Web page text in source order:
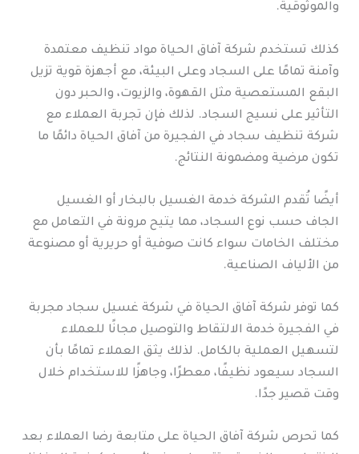
والموثوقية.
كذلك تستخدم شركة آفاق الحياة مواد تنظيف معتمدة
وآمنة تمامًا على السجاد وعلى البيئة، مع أجهزة قوية تزيل
البقع المستعصية مثل القهوة، والزيوت، والحبر دون
التأثير على نسيج السجاد. لذلك فإن تجربة العملاء مع
شركة تنظيف سجاد في الفجيرة من آفاق الحياة دائمًا ما
تكون مرضية ومضمونة النتائج.
أيضًا تُقدم الشركة خدمة الغسيل بالبخار أو الغسيل
الجاف حسب نوع السجاد، مما يتيح مرونة في التعامل مع
مختلف الخامات سواء كانت صوفية أو حريرية أو مصنوعة
من الألياف الصناعية.
كما توفر شركة آفاق الحياة في شركة غسيل سجاد مجربة
في الفجيرة خدمة الالتقاط والتوصيل مجانًا للعملاء
لتسهيل العملية بالكامل. لذلك يثق العملاء تمامًا بأن
السجاد سيعود نظيفًا، معطرًا، وجاهزًا للاستخدام خلال
وقت قصير جدًا.
كما تحرص شركة آفاق الحياة على متابعة رضا العملاء بعد